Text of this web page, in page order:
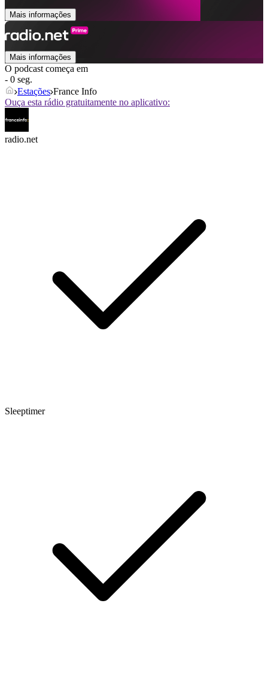
Mais informações
Mais informações
O podcast começa em
- 0 seg.
Estações France Info
Ouça esta rádio gratuitamente no aplicativo:
radio.net
Sleeptimer